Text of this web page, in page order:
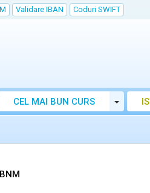
Validare IBAN Coduri SWIFT
CEL MAI BUN CURS
VALUTAR MOLDOVA
Toggle